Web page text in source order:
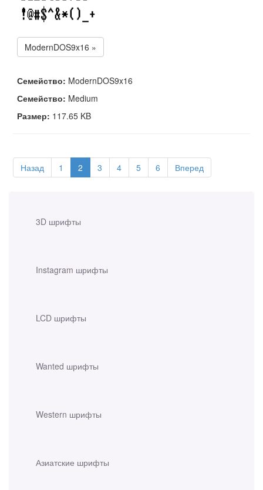
3D шрифты
Instagram шрифты
LCD шрифты
Wanted шрифты
Western шрифты
Азиатские шрифты
ModernDOS9x16 »
Семейство: ModernDOS9x16
Семейство: Medium
Размер: 117.65 KB
Назад 1 2 3 4 5 6 Вперед